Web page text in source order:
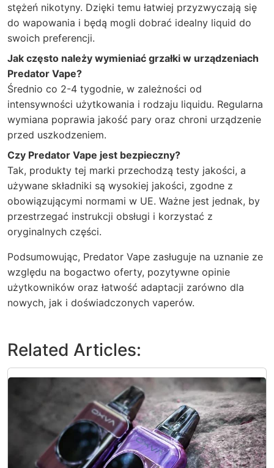
stężeń nikotyny. Dzięki temu łatwiej przyzwyczają się
do wapowania i będą mogli dobrać idealny liquid do
swoich preferencji.
Jak często należy wymieniać grzałki w urządzeniach
Predator Vape?
Średnio co 2-4 tygodnie, w zależności od
intensywności użytkowania i rodzaju liquidu. Regularna
wymiana poprawia jakość pary oraz chroni urządzenie
przed uszkodzeniem.
Czy Predator Vape jest bezpieczny?
Tak, produkty tej marki przechodzą testy jakości, a
używane składniki są wysokiej jakości, zgodne z
obowiązującymi normami w UE. Ważne jest jednak, by
przestrzegać instrukcji obsługi i korzystać z
oryginalnych części.
Podsumowując, Predator Vape zasługuje na uznanie ze
względu na bogactwo oferty, pozytywne opinie
użytkowników oraz łatwość adaptacji zarówno dla
nowych, jak i doświadczonych vaperów.
Related Articles: